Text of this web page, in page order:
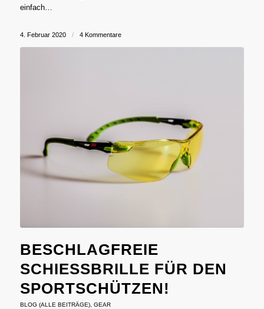
einfach…
4. Februar 2020 / 4 Kommentare
BESCHLAGFREIE
SCHIESSBRILLE FÜR DEN S
PORTSCHÜTZEN!
BLOG (ALLE BEITRÄGE), GEAR